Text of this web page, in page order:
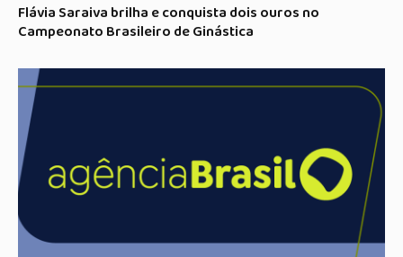
Flávia Saraiva brilha e conquista dois ouros no
Campeonato Brasileiro de Ginástica